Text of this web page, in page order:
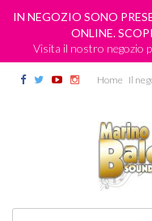
IN NEGOZIO SONO
ONLINE.
Visita il nostro negozio
Home Il